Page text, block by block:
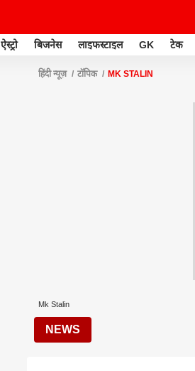
ऐस्ट्रो बिजनेस लाइफस्टाइल GK टेक
हिंदी न्यूज़ टॉपिक MK STALIN
Mk Stalin
NEWS